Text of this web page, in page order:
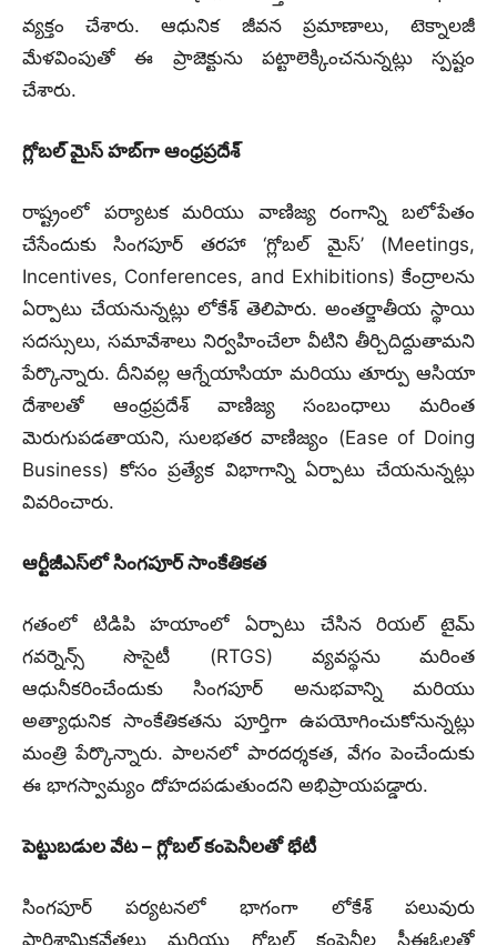
వ్యక్తం చేశారు. ఆధునిక జీవన ప్రమాణాలు, టెక్నాలజీ
మేళవింపుతో ఈ ప్రాజెక్టును పట్టాలెక్కించనున్నట్లు స్పష్టం
చేశారు.
గ్లోబల్ మైస్ హబ్‌గా ఆంధ్రప్రదేశ్
రాష్ట్రంలో పర్యాటక మరియు వాణిజ్య రంగాన్ని బలోపేతం
చేసేందుకు సింగపూర్ తరహా ‘గ్లోబల్ మైస్’ (Meetings,
Incentives, Conferences, and Exhibitions) కేంద్రాలను
ఏర్పాటు చేయనున్నట్లు లోకేశ్ తెలిపారు. అంతర్జాతీయ స్థాయి
సదస్సులు, సమావేశాలు నిర్వహించేలా వీటిని తీర్చిదిద్దుతామని
పేర్కొన్నారు. దీనివల్ల ఆగ్నేయాసియా మరియు తూర్పు ఆసియా
దేశాలతో ఆంధ్రప్రదేశ్ వాణిజ్య సంబంధాలు మరింత
మెరుగుపడతాయని, సులభతర వాణిజ్యం (Ease of Doing
Business) కోసం ప్రత్యేక విభాగాన్ని ఏర్పాటు చేయనున్నట్లు
వివరించారు.
ఆర్టీజీఎస్‌లో సింగపూర్ సాంకేతికత
గతంలో టిడిపి హయాంలో ఏర్పాటు చేసిన రియల్ టైమ్
గవర్నెన్స్ సొసైటీ (RTGS) వ్యవస్థను మరింత
ఆధునీకరించేందుకు సింగపూర్ అనుభవాన్ని మరియు
అత్యాధునిక సాంకేతికతను పూర్తిగా ఉపయోగించుకోనున్నట్లు
మంత్రి పేర్కొన్నారు. పాలనలో పారదర్శకత, వేగం పెంచేందుకు
ఈ భాగస్వామ్యం దోహదపడుతుందని అభిప్రాయపడ్డారు.
పెట్టుబడుల వేట – గ్లోబల్ కంపెనీలతో భేటీ
సింగపూర్ పర్యటనలో భాగంగా లోకేశ్ పలువురు
పారిశ్రామికవేత్తలు మరియు గ్లోబల్ కంపెనీల సీఈఓలతో